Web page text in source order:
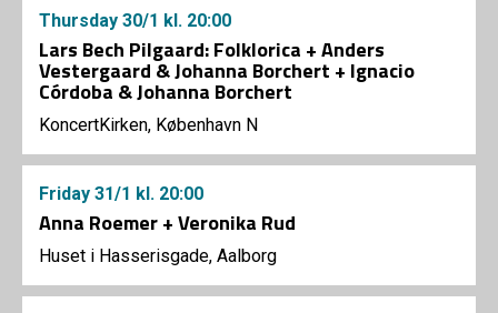
Thursday 30/1 kl. 20:00
Lars Bech Pilgaard: Folklorica + Anders
Vestergaard & Johanna Borchert + Ignacio
Córdoba & Johanna Borchert
KoncertKirken, København N
Friday 31/1 kl. 20:00
Anna Roemer + Veronika Rud
Huset i Hasserisgade, Aalborg